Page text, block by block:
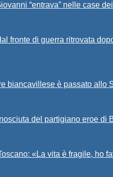
“entrava” nelle case
fronte di guerra ritrovata
biancavillese è passato allo
del partigiano eroe di
«La vita è fragile, ho